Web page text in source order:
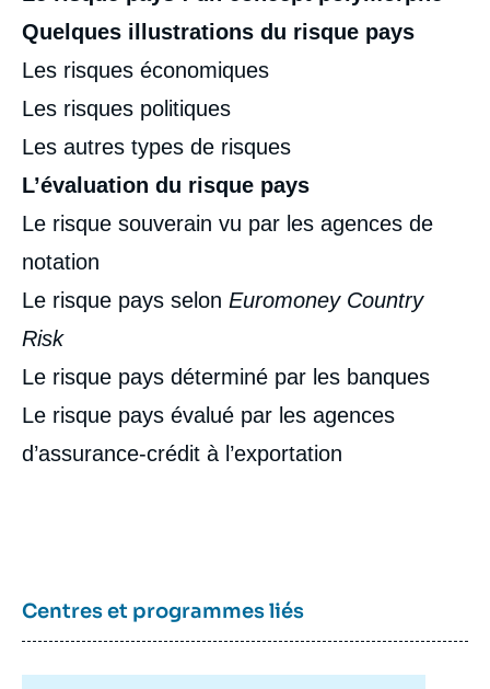
Quelques illustrations du risque pays
Les risques économiques
Les risques politiques
Les autres types de risques
L’évaluation du risque pays
Le risque souverain vu par les agences de
notation
Le risque pays selon Euromoney Country
Risk
Le risque pays déterminé par les banques
Le risque pays évalué par les agences
d’assurance-crédit à l’exportation
Centres et programmes liés
de